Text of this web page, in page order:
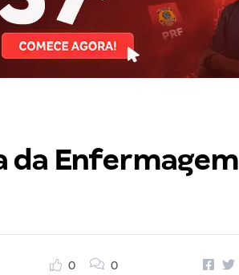
da Enfermagem
0 0